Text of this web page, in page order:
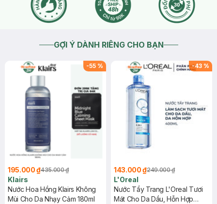
GỢI Ý DÀNH RIÊNG CHO BẠN
-55 %
195.000 ₫435.000 ₫
Klairs
Nước Hoa Hồng Klairs Không
Mùi Cho Da Nhạy Cảm 180ml
-43 %
143.000 ₫249.000 ₫
L'Oreal
Nước Tẩy Trang L'Oreal Tươi
Mát Cho Da Dầu, Hỗn Hợp